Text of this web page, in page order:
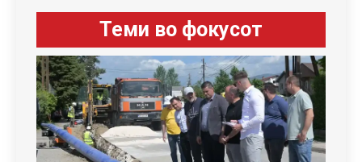
Теми во фокусот